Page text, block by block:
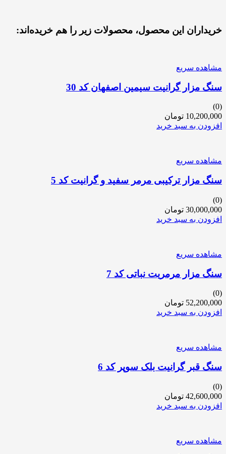
خریداران این محصول، محصولات زیر را هم خریده‌اند:
مشاهده سریع
سنگ مزار گرانیت سیمین اصفهان کد 30
(0)
10,200,000 تومان
افزودن به سبد خرید
مشاهده سریع
سنگ مزار ترکیبی مرمر سفید و گرانیت کد 5
(0)
30,000,000 تومان
افزودن به سبد خرید
مشاهده سریع
سنگ مزار مرمریت نباتی کد 7
(0)
52,200,000 تومان
افزودن به سبد خرید
مشاهده سریع
سنگ قبر گرانیت بلک سوپر کد 6
(0)
42,600,000 تومان
افزودن به سبد خرید
مشاهده سریع